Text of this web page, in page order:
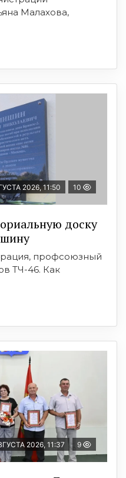
Малахова,
2026, 11:50 10
доску
профсоюзный
ТЧ-46. Как
2026, 11:37 9